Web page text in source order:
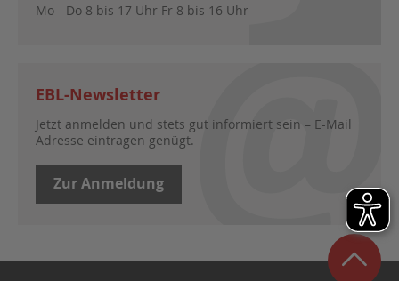
Mo - Do 8 bis 17 Uhr Fr 8 bis 16 Uhr
EBL-Newsletter
Jetzt anmelden und stets gut informiert sein – E-Mail
Adresse eintragen genügt.
Zur Anmeldung